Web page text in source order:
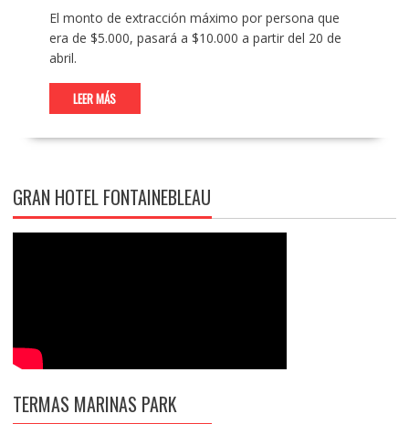
El monto de extracción máximo por persona que
era de $5.000, pasará a $10.000 a partir del 20 de
abril.
LEER MÁS
GRAN HOTEL FONTAINEBLEAU
TERMAS MARINAS PARK